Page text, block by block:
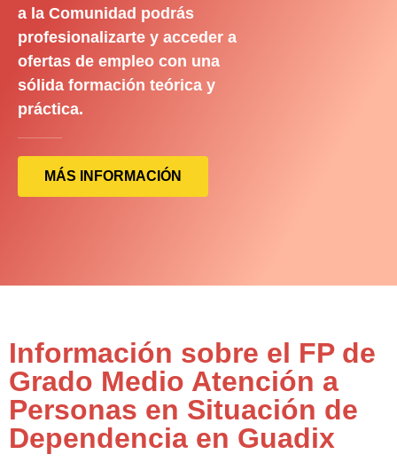
a la Comunidad podrás
profesionalizarte y acceder a
ofertas de empleo con una
sólida formación teórica y
práctica.
MÁS INFORMACIÓN
Información sobre el FP de
Grado Medio Atención a
Personas en Situación de
Dependencia en Guadix